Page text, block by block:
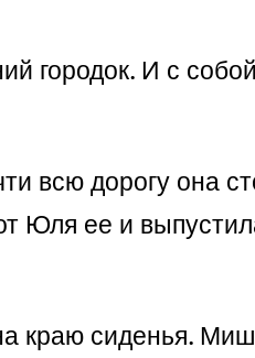
городок. И с
всю дорогу она
Юля ее и
краю сиденья.